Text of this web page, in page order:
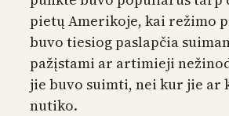
pietų Amerikoje, kai režimo
buvo tiesiog paslapčia
pažįstami ar artimieji
jie buvo suimti, nei kur jie ar
nutiko.